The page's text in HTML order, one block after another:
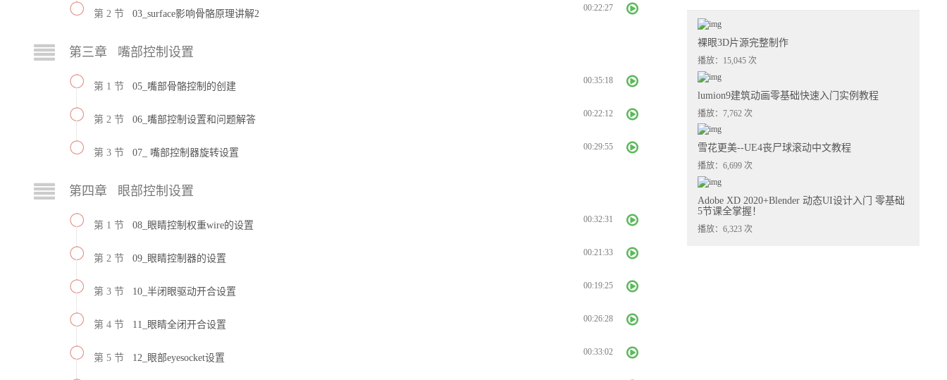
第 2 节 03_surface影响骨骼原理讲解2
00:22:27
第三章 嘴部控制设置
第 1 节 05_嘴部骨骼控制的创建
00:35:18
第 2 节 06_嘴部控制设置和问题解答
00:22:12
第 3 节 07_ 嘴部控制器旋转设置
00:29:55
第四章 眼部控制设置
第 1 节 08_眼睛控制权重wire的设置
00:32:31
第 2 节 09_眼睛控制器的设置
00:21:33
第 3 节 10_半闭眼驱动开合设置
00:19:25
第 4 节 11_眼睛全闭开合设置
00:26:28
第 5 节 12_眼部eyesocket设置
00:33:02
裸眼3D片源完整制作
播放：15,045 次
lumion9建筑动画零基础快速入门实例教程
播放：7,762 次
雪花更美--UE4丧尸球滚动中文教程
播放：6,699 次
Adobe XD 2020+Blender 动态UI设计入门 零基础
5节课全掌握！
播放：6,323 次